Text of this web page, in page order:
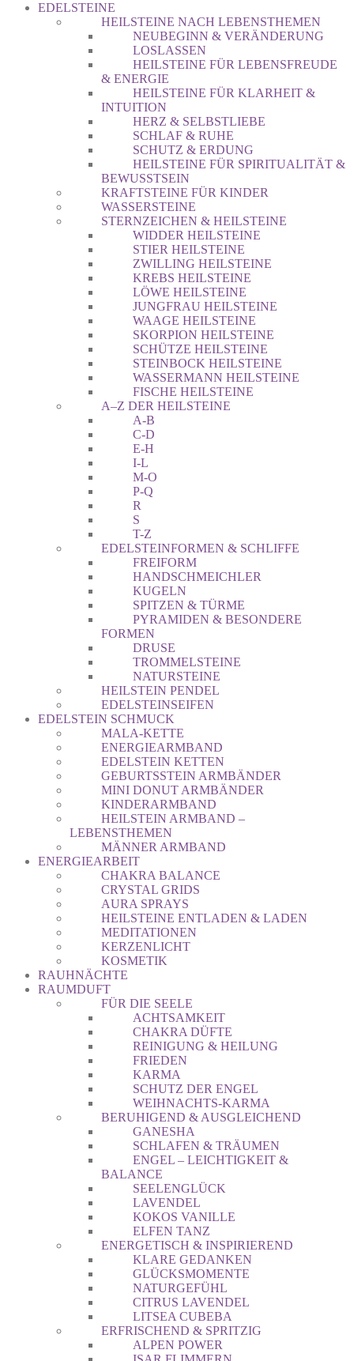
EDELSTEINE
HEILSTEINE NACH LEBENSTHEMEN
NEUBEGINN & VERÄNDERUNG
LOSLASSEN
HEILSTEINE FÜR LEBENSFREUDE
& ENERGIE
HEILSTEINE FÜR KLARHEIT &
INTUITION
HERZ & SELBSTLIEBE
SCHLAF & RUHE
SCHUTZ & ERDUNG
HEILSTEINE FÜR SPIRITUALITÄT &
BEWUSSTSEIN
KRAFTSTEINE FÜR KINDER
WASSERSTEINE
STERNZEICHEN & HEILSTEINE
WIDDER HEILSTEINE
STIER HEILSTEINE
ZWILLING HEILSTEINE
KREBS HEILSTEINE
LÖWE HEILSTEINE
JUNGFRAU HEILSTEINE
WAAGE HEILSTEINE
SKORPION HEILSTEINE
SCHÜTZE HEILSTEINE
STEINBOCK HEILSTEINE
WASSERMANN HEILSTEINE
FISCHE HEILSTEINE
A–Z DER HEILSTEINE
A-B
C-D
E-H
I-L
M-O
P-Q
R
S
T-Z
EDELSTEINFORMEN & SCHLIFFE
FREIFORM
HANDSCHMEICHLER
KUGELN
SPITZEN & TÜRME
PYRAMIDEN & BESONDERE
FORMEN
DRUSE
TROMMELSTEINE
NATURSTEINE
HEILSTEIN PENDEL
EDELSTEINSEIFEN
EDELSTEIN SCHMUCK
MALA-KETTE
ENERGIEARMBAND
EDELSTEIN KETTEN
GEBURTSSTEIN ARMBÄNDER
MINI DONUT ARMBÄNDER
KINDERARMBAND
HEILSTEIN ARMBAND –
LEBENSTHEMEN
MÄNNER ARMBAND
ENERGIEARBEIT
CHAKRA BALANCE
CRYSTAL GRIDS
AURA SPRAYS
HEILSTEINE ENTLADEN & LADEN
MEDITATIONEN
KERZENLICHT
KOSMETIK
RAUHNÄCHTE
RAUMDUFT
FÜR DIE SEELE
ACHTSAMKEIT
CHAKRA DÜFTE
REINIGUNG & HEILUNG
FRIEDEN
KARMA
SCHUTZ DER ENGEL
WEIHNACHTS-KARMA
BERUHIGEND & AUSGLEICHEND
GANESHA
SCHLAFEN & TRÄUMEN
ENGEL – LEICHTIGKEIT &
BALANCE
SEELENGLÜCK
LAVENDEL
KOKOS VANILLE
ELFEN TANZ
ENERGETISCH & INSPIRIEREND
KLARE GEDANKEN
GLÜCKSMOMENTE
NATURGEFÜHL
CITRUS LAVENDEL
LITSEA CUBEBA
ERFRISCHEND & SPRITZIG
ALPEN POWER